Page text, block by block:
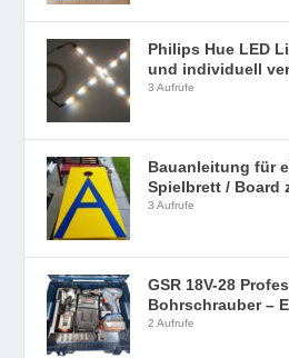
Philips Hue LED
und individuell
3 Aufrufe
Bauanleitung für
Spielbrett / Board
3 Aufrufe
GSR 18V-28
Bohrschrauber –
2 Aufrufe